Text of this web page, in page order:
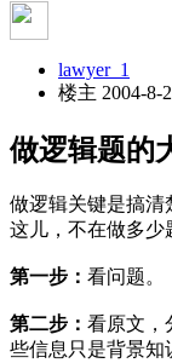
lawyer_1
楼主 2004-8-
做逻辑题的
做逻辑关键是搞清
这儿，不在做多少
第一步： 看问题。
第二步： 看原文，
些信息只是背景知